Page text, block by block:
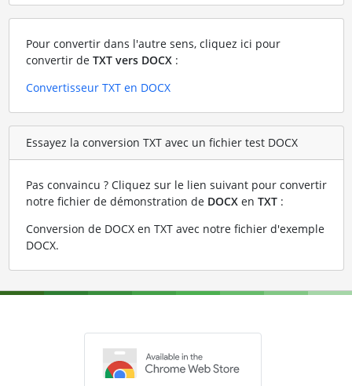
Pour convertir dans l'autre sens, cliquez ici pour
convertir de TXT vers DOCX:
Convertisseur TXT en DOCX
Essayez la conversion TXT avec un fichier test DOCX
Pas convaincu ? Cliquez sur le lien suivant pour convertir
notre fichier de démonstration de DOCXen TXT:
Conversion de DOCX en TXT avec notre fichier d'exemple
DOCX.